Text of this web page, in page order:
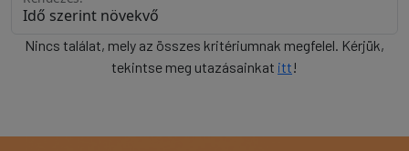
Nincs találat, mely az összes kritériumnak megfelel. Kérjük,
tekintse meg utazásainkat itt!